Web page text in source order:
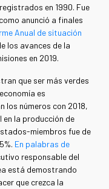
en 1990. Fue
anunció a finales
Anual de situación
los avances de la
en 2019.
que ser más verdes
es
los números con 2018,
en la producción de
miembros fue de
En palabras de
responsable del
está demostrando
que crezca la